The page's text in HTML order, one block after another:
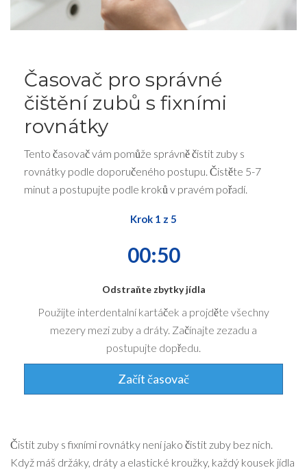
Časovač pro správné
čištění zubů s fixními
rovnátky
Tento časovač vám pomůže správně čistit zuby s
rovnátky podle doporučeného postupu. Čistěte 5-7
minut a postupujte podle kroků v pravém pořadí.
Krok 1 z 5
00:50
Odstraňte zbytky jídla
Použijte interdentalní kartáček a projděte všechny
mezery mezi zuby a dráty. Začínajte zezadu a
postupujte dopředu.
Začít časovač
Čistit zuby s fixními rovnátky není jako čistit zuby bez nich.
Když máš držáky, dráty a elastické kroužky, každý kousek jídla